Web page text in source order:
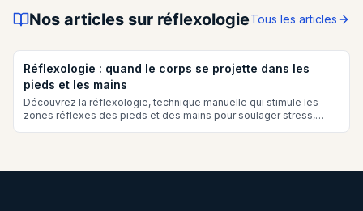
Nos articles sur réflexologieTous les articles
Réflexologie : quand le corps se projette dans les
pieds et les mains
Découvrez la réflexologie, technique manuelle qui stimule les
zones réflexes des pieds et des mains pour soulager stress,